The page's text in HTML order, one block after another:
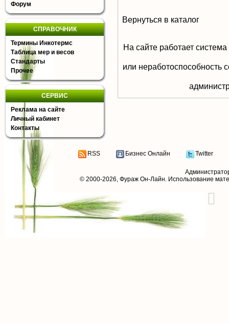
Форум
СПРАВОЧНИК
Термины Инкотермс
Таблица мер и весов
Стандарты
Прочее
СЕРВИС
Реклама на сайте
Личный кабинет
Контакты
Вернуться в каталог
На сайте работает
или неработоспособность
RSS Бизнес Онлайн Twitter
© 2000-2026, Фураж Он-Лайн. Использование